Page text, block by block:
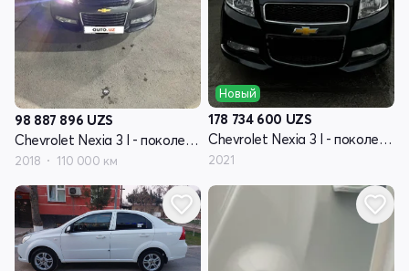
98 887 896 UZS
Chevrolet Nexia 3 I - поколение
2018 110 000 км
Новый
178 734 600 UZS
Chevrolet Nexia 3 I - поколение
2021